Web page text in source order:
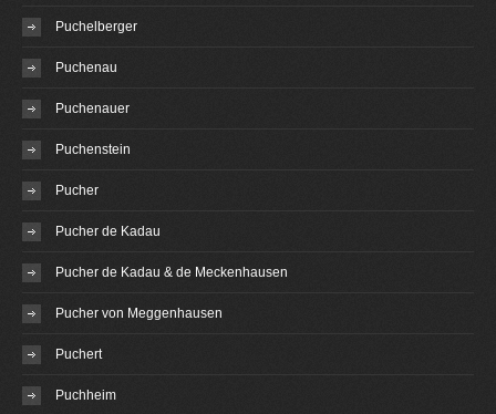
Puchelberger
Puchenau
Puchenauer
Puchenstein
Pucher
Pucher de Kadau
Pucher de Kadau & de Meckenhausen
Pucher von Meggenhausen
Puchert
Puchheim